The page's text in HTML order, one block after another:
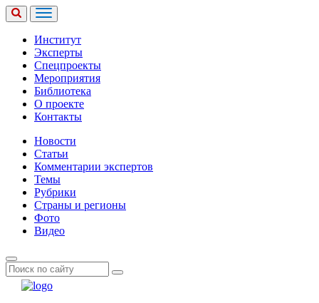
Институт
Эксперты
Спецпроекты
Мероприятия
Библиотека
О проекте
Контакты
Новости
Статьи
Комментарии экспертов
Темы
Рубрики
Страны и регионы
Фото
Видео